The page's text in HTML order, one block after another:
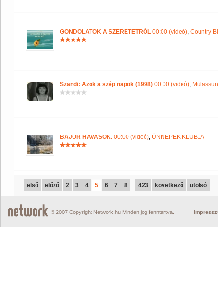
GONDOLATOK A SZERETETRŐL 00:00 (videó), Country
Szandi: Azok a szép napok (1998) 00:00 (videó),
BAJOR HAVASOK. 00:00 (videó), ÜNNEPEK KLUBJA
első előző 2 3 4 5 6 7 8 ... 423 következő utolsó
© 2007 Copyright Network.hu Minden jog fenntartva.